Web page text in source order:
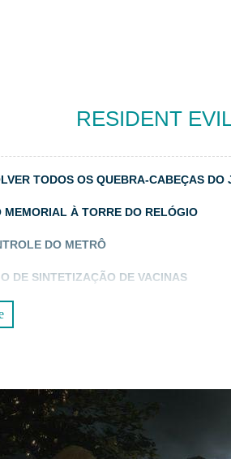
RESIDENT
TODOS OS QUEBRA-CABEÇAS DO
MEMORIAL À TORRE DO RELÓGIO
DO METRÔ
DE SINTETIZAÇÃO DE VACINAS